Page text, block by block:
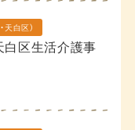
白区）
区生活介護事